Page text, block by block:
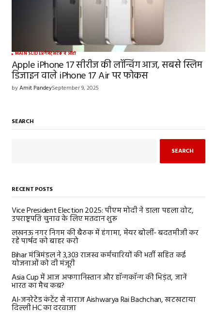
MAIN SLIDERगैजेट्सटेक व ऑटो
Apple iPhone 17 सीरीज की लॉन्चिंग आज, सबसे स्लिम
डिजाइन वाले iPhone 17 Air पर फोकस
byAmit PandeySeptember 9, 2025
SEARCH
SEARCH
RECENT POSTS
Vice President Election 2025: पीएम मोदी ने डाला पहला वोट,
उपराष्ट्रपति चुनाव के लिए मतदान शुरू
लखनऊ नगर निगम की बैठक में हंगामा, मेयर बोलीं- बदतमीजी कर
रहे पार्षद को बाहर करो
Bihar मंत्रिमंडल ने 3,303 राजस्व कर्मचारियों की भर्ती सहित कई
योजनाओं को दी मंजूरी
Asia Cup में आज अफगानिस्तान और हॉन्गकॉन्ग की भिड़ंत, जानें
भारत का मैच कब?
AI-जनरेटेड कंटेंट से नाराज Aishwarya Rai Bachchan, खटखटाया
दिल्ली HC का दरवाजा